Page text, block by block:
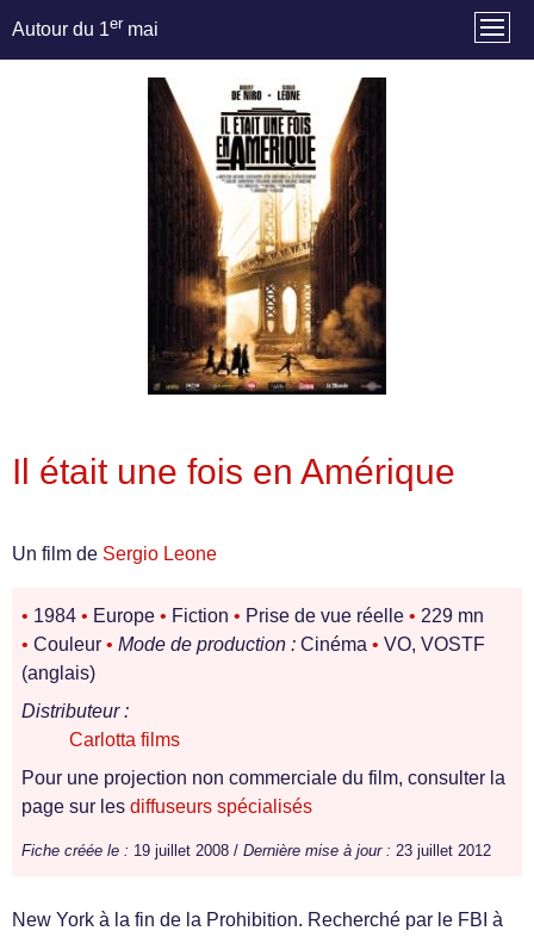
Autour du 1er mai
Il était une fois en Amérique
Un film de Sergio Leone
• 1984 • Europe • Fiction • Prise de vue réelle • 229 mn
• Couleur • Mode de production : Cinéma • VO, VOSTF
(anglais)
Distributeur :
Carlotta films
Pour une projection non commerciale du film, consulter la
page sur les diffuseurs spécialisés
Fiche créée le : 19 juillet 2008 / Dernière mise à jour : 23 juillet 2012
New York à la fin de la Prohibition. Recherché par le FBI à